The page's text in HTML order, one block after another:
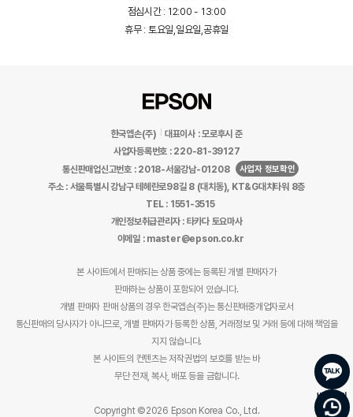
점심시간 : 12:00 - 13:00
휴무 : 토요일,일요일,공휴일
한국엡손(주)
대표이사 : 모로후시 준
사업자등록번호 : 220-81-39127
통신판매업신고번호 : 2018-서울강남-01208
사업자 정보확인
주소 : 서울특별시 강남구 테헤란로98길 8 (대치동), KT&G대치타워 8층
TEL : 1551-3515
개인정보취급관리자 : 타카다 토요마사
이메일 : master@epson.co.kr
본 사이트에서 판매되는 상품 중에는 등록된 개별 판매자가
판매하는 상품이 포함되어 있습니다.
개별 판매자 판매 상품의 경우 한국엡손(주)는 통신판매중개업자로서
통신판매의 당사자가 아니므로, 개별 판매자가 등록한 상품, 거래정보 및 거래 등에 대해 책임을
지지 않습니다.
본 사이트의 컨텐츠는 저작권법의 보호를 받는 바
무단 전재, 복사, 배포 등을 금합니다.
Copyright ©2026 Epson Korea Co., Ltd.
바로문의